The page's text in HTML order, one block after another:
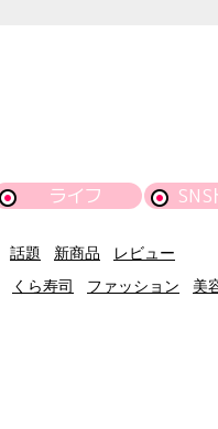
ライフ SNS
話題 新商品
レビュー
くら寿司 ファッション 美